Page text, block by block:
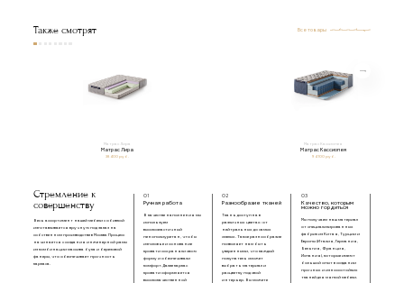
Также смотрят Все товары
Матрас Лира
Матрас Лира
38 400 руб.
Матрас Кассиопея
Матрас Кассиопея
94 100 руб.
Стремление к
совершенству
Весь ассортимент нашей мебели с обивкой
изготавливается вручную под заказ на
собственном производстве в Москве. Процесс
начинается с создания инженерной рамы
из комбинации массива бука и березовой
фанеры, что обеспечивает прочность
каркаса.
01
Ручная работа
В качестве наполнения мы
используем
высокоэластичный
пенополиуретан, чтобы
изголовье и основание
кровати сохраняли свою
форму и обеспечивали
комфорт. Далее каркас
кровати оформляется
высококачественной
02
Разнообразие тканей
Ткань доступна в
различных цветах: от
нейтральных до самых
смелых. Такое разнообразие
позволяет нам быть
уверенными, что каждый
покупатель сможет
выбрать материал и
расцветку под свой
интерьер. Вы можете
03
Качество, которым
можно гордиться
Мы получаем наш материал
от специализированных
фабрик из Китая, Турции и
Европы (Италия, Германия,
Бельгия, Франция,
Испания), которые имеют
большой опыт в создании
прочных и износостойких
тканей для мягкой мебели.